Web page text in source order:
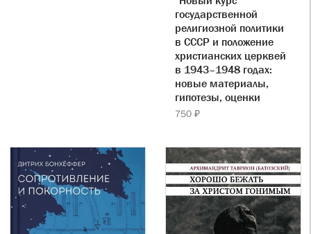
государственной
религиозной политики
в СССР и положение
христианских церквей
в 1943–1948 годах:
новые материалы,
гипотезы, оценки
750 ₽